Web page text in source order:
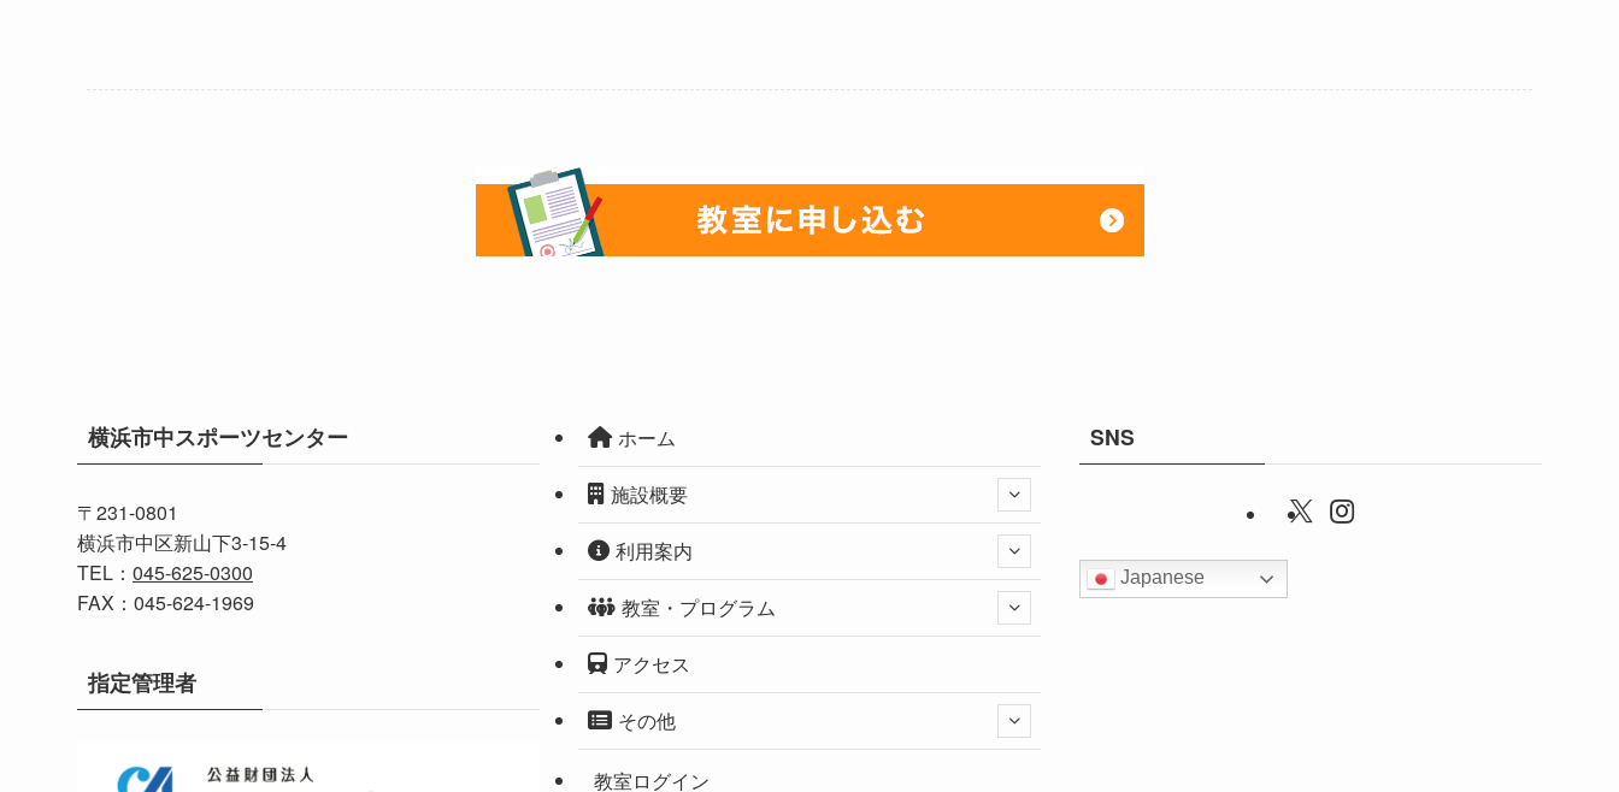
横浜市中スポーツセンター
〒231-0801
横浜市中区新山下3-15-4
TEL： 045-625-0300
FAX：045-624-1969
指定管理者
ホーム
施設概要
利用案内
教室・プログラム
アクセス
その他
教室ログイン
SNS
Japanese